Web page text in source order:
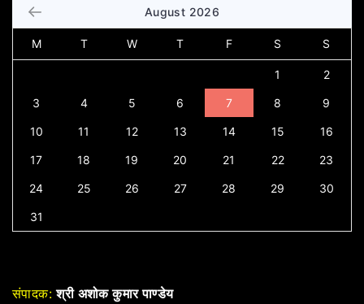
August 2026
M T W T F S S
1 2
3 4 5 6 7 8 9
10 11 12 13 14 15 16
17 18 19 20 21 22 23
24 25 26 27 28 29 30
31
संपादक: श्री अशोक कुमार पाण्डेय